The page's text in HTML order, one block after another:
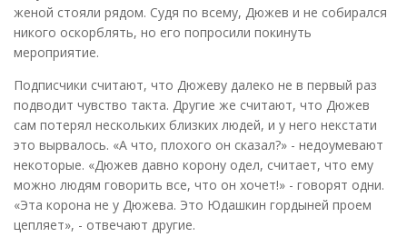
женой стояли рядом. Судя по всему, Дюжев и не собирался
никого оскорблять, но его попросили покинуть
мероприятие.
Подписчики считают, что Дюжеву далеко не в первый раз
подводит чувство такта. Другие же считают, что Дюжев
сам потерял нескольких близких людей, и у него некстати
это вырвалось. «А что, плохого он сказал?» - недоумевают
некоторые. «Дюжев давно корону одел, считает, что ему
можно людям говорить все, что он хочет!» - говорят одни.
«Эта корона не у Дюжева. Это Юдашкин гордыней проем
цепляет», - отвечают другие.